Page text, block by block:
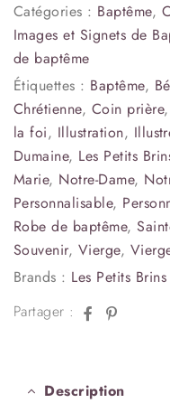
Catégories : Baptême,
Images et Signets de
de baptême
Étiquettes : Baptême,
Chrétienne, Coin prière
la foi, Illustration,
Dumaine, Les Petits
Marie, Notre-Dame,
Personnalisable,
Robe de baptême,
Souvenir, Vierge,
Brands : Les Petits
Partager :
Facebook
Pinterest
Description